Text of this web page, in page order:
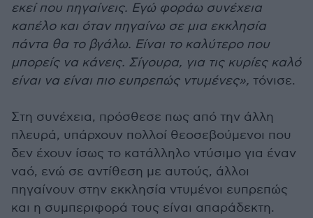
εκεί που πηγαίνεις. Εγώ φοράω συνέχεια
καπέλο και όταν πηγαίνω σε μια εκκλησία
πάντα θα το βγάλω. Είναι το καλύτερο που
μπορείς να κάνεις. Σίγουρα, για τις κυρίες καλό
είναι να είναι πιο ευπρεπώς ντυμένες», τόνισε.
Στη συνέχεια, πρόσθεσε πως από την άλλη
πλευρά, υπάρχουν πολλοί θεοσεβούμενοι που
δεν έχουν ίσως το κατάλληλο ντύσιμο για έναν
ναό, ενώ σε αντίθεση με αυτούς, άλλοι
πηγαίνουν στην εκκλησία ντυμένοι ευπρεπώς
και η συμπεριφορά τους είναι απαράδεκτη.